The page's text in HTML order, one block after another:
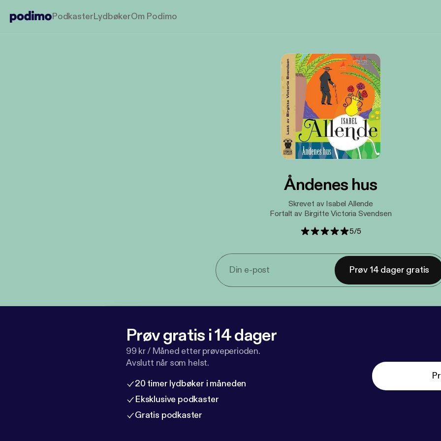
PodkasterLydbøkerOm Podimo
Åndenes hus
Skrevet av Isabel Allende
Fortalt av Birgitte Victoria Svendsen
5/5
Prøv 14 dager gratis
Prøv gratis i 14 dager
99 kr / Måned etter prøveperioden.
Avslutt når som helst.
20 timer lydbøker i måneden
Eksklusive podkaster
Gratis podkaster